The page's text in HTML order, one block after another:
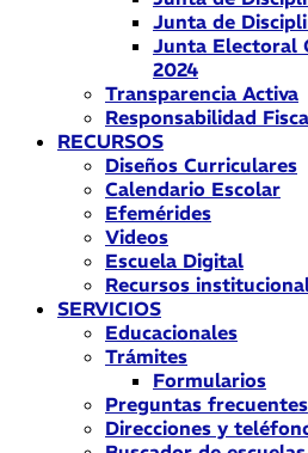
Junta de
Junta Electoral
2024
Transparencia Activa
Responsabilidad
RECURSOS
Diseños Curriculares
Calendario Escolar
Efemérides
Videos
Escuela Digital
Recursos
SERVICIOS
Educacionales
Trámites
Formularios
Preguntas frecuentes
Direcciones y